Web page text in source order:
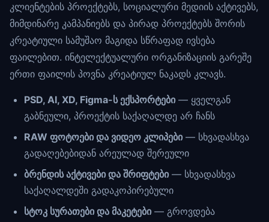
კლიენტების პროექტებს, სოციალური მედიის აქტივებს,
მიმდინარე კამპანიებს და პირად პროექტებს შორის
კრეატიული სამუშაო მაგიდა სწრაფად ივსება
ფაილებით. ინტელექტუალური ორგანიზაციის გარეშე
ერთი ფაილის პოვნა კრეატიულ ნაკადს კლავს.
PSD, AI, XD, Figma-ს ექსპორტები — ყველგან
გაბნეული, პროექტის საქაღალდე არ ჩანს
RAW ფოტოები და ვიდეო კლიპები — სხვადასხვა
გადაღებებიდან არეულად შერეული
ბრენდის აქტივები და შრიფტები — სხვადასხვა
საქაღალდეში გადაკოპირებული
სტოკ სურათები და მაკეტები — გროვდება